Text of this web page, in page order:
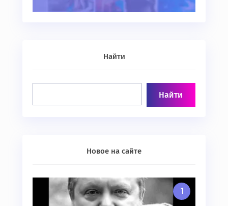
Найти
Новое на сайте